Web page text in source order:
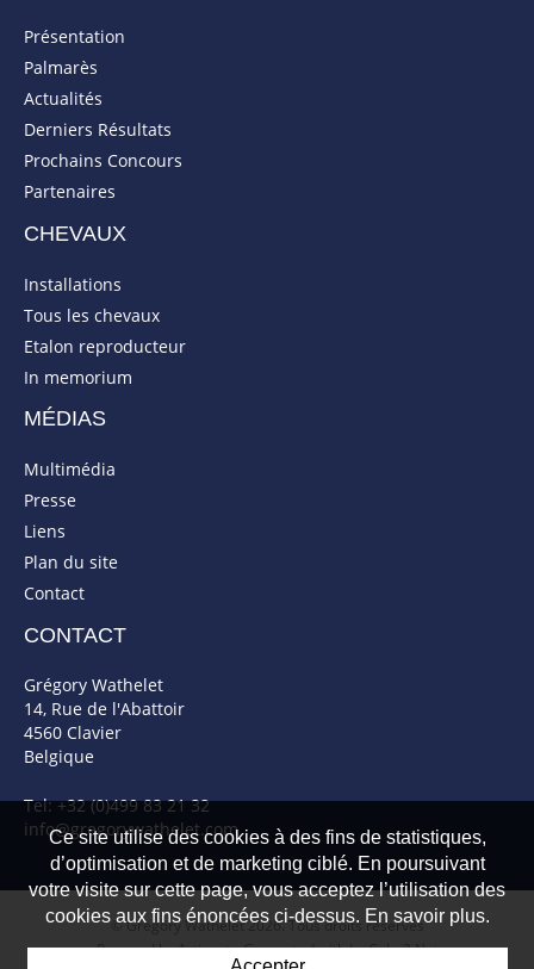
Présentation
Palmarès
Actualités
Derniers Résultats
Prochains Concours
Partenaires
CHEVAUX
Installations
Tous les chevaux
Etalon reproducteur
In memorium
MÉDIAS
Multimédia
Presse
Liens
Plan du site
Contact
CONTACT
Grégory Wathelet
14, Rue de l'Abattoir
4560 Clavier
Belgique
Tel: +32 (0)499 83 21 32
info@gregorywathelet.com
© Gregory Wathelet 2026. Tous droits réservés
Powered by Artionet-Generated with IceCube2.Net
Ce site utilise des cookies à des fins de statistiques,
d’optimisation et de marketing ciblé. En poursuivant
votre visite sur cette page, vous acceptez l’utilisation des
cookies aux fins énoncées ci-dessus. En savoir plus.